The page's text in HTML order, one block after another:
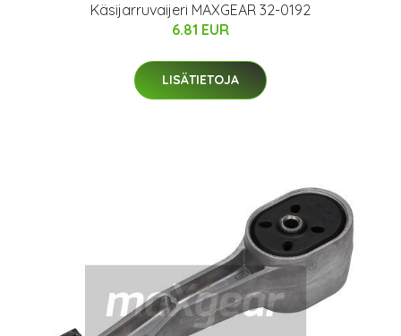
Käsijarruvaijeri MAXGEAR 32-0192
6.81 EUR
LISÄTIETOJA